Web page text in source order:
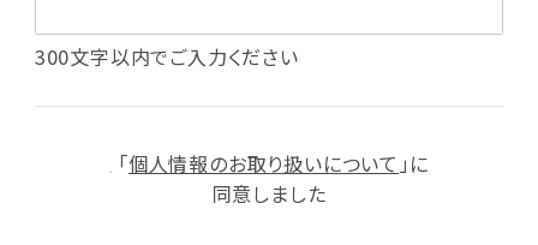
・投稿したクチコミ情報、写真の本サービスへの
・メールマガジン、お知らせ、広告等の配信
（2）ユーザーからのお問い合わせへの対応
300文字以内でご入力ください
「個人情報のお取り扱いについて 」に
同意しました